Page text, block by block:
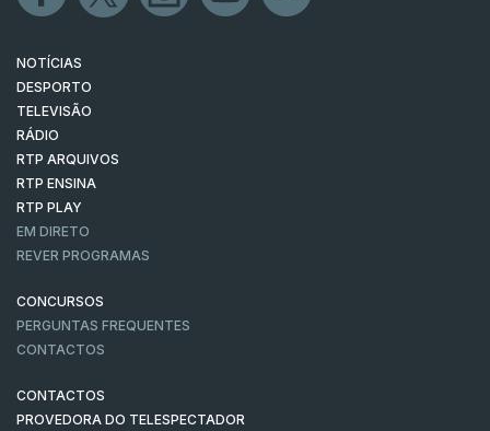
NOTÍCIAS
DESPORTO
TELEVISÃO
RÁDIO
RTP ARQUIVOS
RTP ENSINA
RTP PLAY
EM DIRETO
REVER PROGRAMAS
CONCURSOS
PERGUNTAS FREQUENTES
CONTACTOS
CONTACTOS
PROVEDORA DO TELESPECTADOR